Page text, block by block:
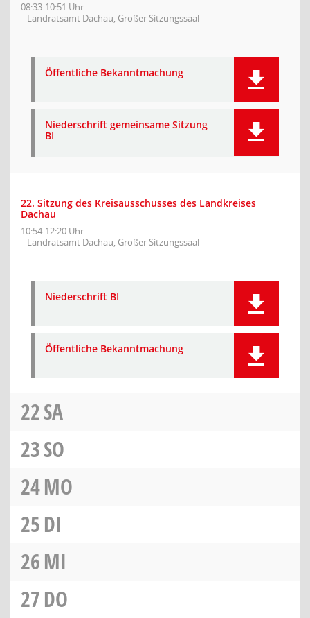
08:33-10:51 Uhr
Landratsamt Dachau, Großer Sitzungssaal
Öffentliche Bekanntmachung
Niederschrift gemeinsame Sitzung
BI
22. Sitzung des Kreisausschusses des Landkreises
Dachau
10:54-12:20 Uhr
Landratsamt Dachau, Großer Sitzungssaal
Niederschrift BI
Öffentliche Bekanntmachung
22SA
23SO
24MO
25DI
26MI
27DO